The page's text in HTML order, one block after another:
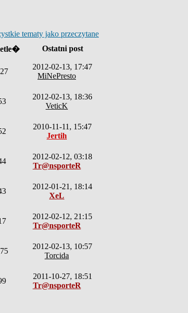
tematy jako przeczytane
Ostatni post
2012-02-13, 17:47
MiNePresto
2012-02-13, 18:36
VeticK
2010-11-11, 15:47
Jertih
2012-02-12, 03:18
Tr@nsporteR
2012-01-21, 18:14
XeL
2012-02-12, 21:15
Tr@nsporteR
2012-02-13, 10:57
Torcida
2011-10-27, 18:51
Tr@nsporteR